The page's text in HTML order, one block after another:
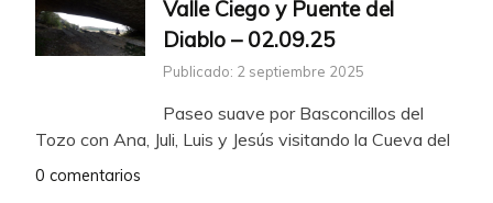
Valle Ciego y Puente del
Diablo – 02.09.25
Publicado: 2 septiembre 2025
Paseo suave por Basconcillos del
Tozo con Ana, Juli, Luis y Jesús visitando la Cueva del
0 comentarios